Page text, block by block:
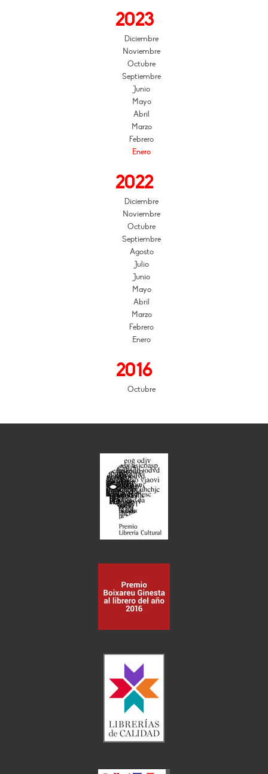
2023
Diciembre
Noviembre
Octubre
Septiembre
Junio
Mayo
Abril
Marzo
Febrero
Enero
2022
Diciembre
Noviembre
Octubre
Septiembre
Agosto
Julio
Junio
Mayo
Abril
Marzo
Febrero
Enero
2016
Octubre